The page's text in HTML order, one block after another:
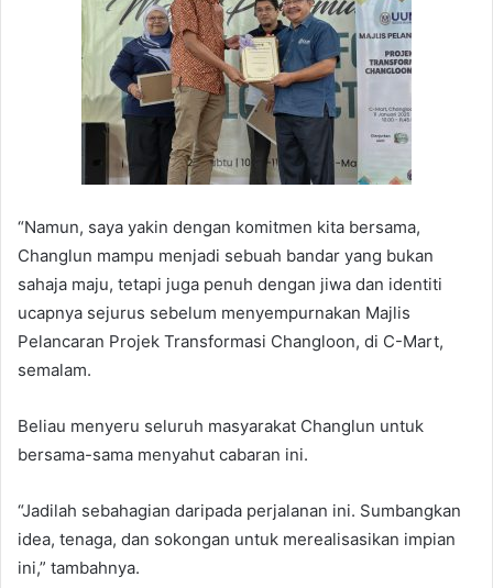
“Namun, saya yakin dengan komitmen kita bersama,
Changlun mampu menjadi sebuah bandar yang bukan
sahaja maju, tetapi juga penuh dengan jiwa dan identiti
ucapnya sejurus sebelum menyempurnakan Majlis
Pelancaran Projek Transformasi Changloon, di C-Mart,
semalam.
Beliau menyeru seluruh masyarakat Changlun untuk
bersama-sama menyahut cabaran ini.
“Jadilah sebahagian daripada perjalanan ini. Sumbangkan
idea, tenaga, dan sokongan untuk merealisasikan impian
ini,” tambahnya.